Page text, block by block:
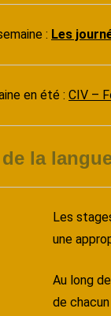
: Les
en été : CIV –
la
Les
une
Au long
de